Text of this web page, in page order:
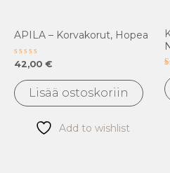
APILA – Korvakorut, Hopea
Arvostelu
tuotteesta:
/
5
42,00 €
Lisää ostoskoriin
Add to wishlist
/